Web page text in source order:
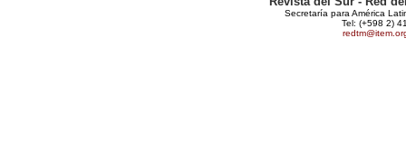
Secretaría para América
Tel: (+598 2)